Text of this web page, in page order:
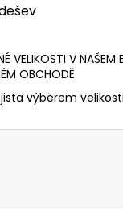
VELIKOSTI V
OBCHODĚ.
výběrem